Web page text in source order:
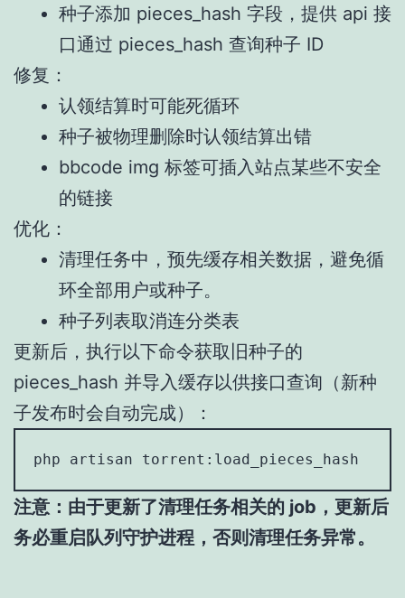
种子添加 pieces_hash 字段，提供 api 接
口通过 pieces_hash 查询种子 ID
修复：
认领结算时可能死循环
种子被物理删除时认领结算出错
bbcode img 标签可插入站点某些不安全
的链接
优化：
清理任务中，预先缓存相关数据，避免循
环全部用户或种子。
种子列表取消连分类表
更新后，执行以下命令获取旧种子的
pieces_hash 并导入缓存以供接口查询（新种
子发布时会自动完成）：
php artisan torrent:load_pieces_hash
注意：由于更新了清理任务相关的 job，更新后
务必重启队列守护进程，否则清理任务异常。